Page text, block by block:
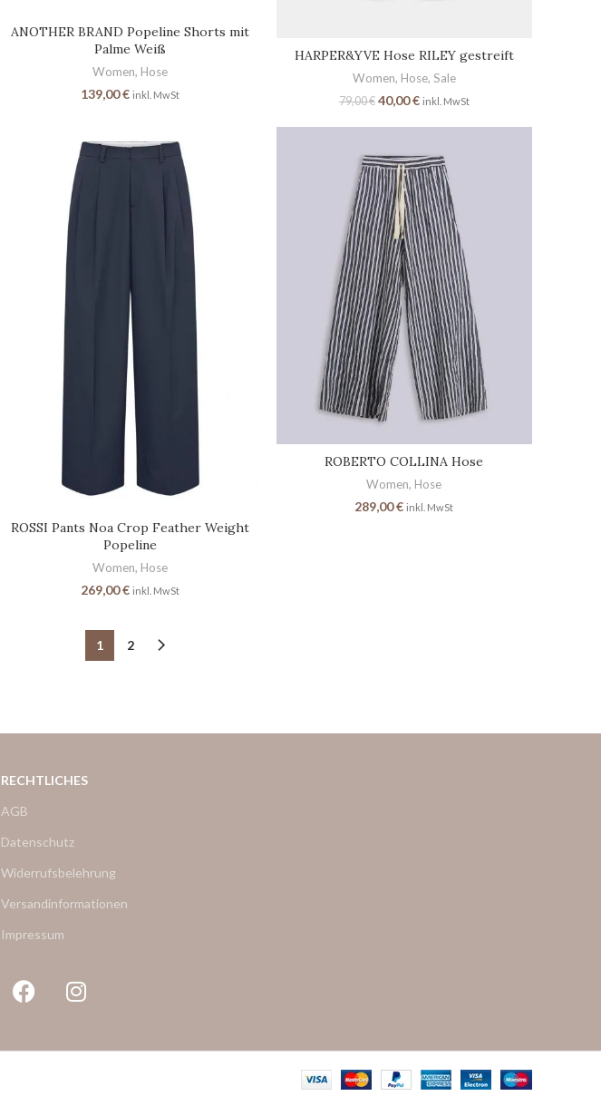
ANOTHER BRAND Popeline Shorts mit
Palme Weiß
Women, Hose
139,00€ inkl. MwSt
HARPER&YVE Hose RILEY gestreift
Women, Hose, Sale
79,00€ 40,00€ inkl. MwSt
ROSSI Pants Noa Crop Feather Weight
Popeline
Women, Hose
269,00€ inkl. MwSt
ROBERTO COLLINA Hose
Women, Hose
289,00€ inkl. MwSt
1 2
RECHTLICHES
AGB
Datenschutz
Widerrufsbelehrung
Versandinformationen
Impressum